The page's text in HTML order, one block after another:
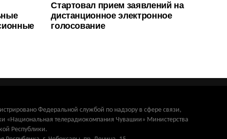
Стартовал прием заявлений на
дистанционное электронное
голосование
Федеральной службой по надзору в сфере связи,
«Национальная телерадиокомпания Чувашии» Министерства
Республики.